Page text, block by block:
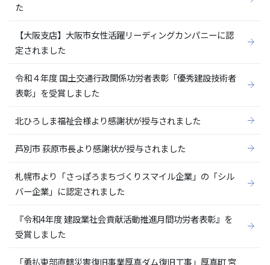
た
【大阪支店】大阪市女性活躍リーディングカンパニーに認
定されました
令和４年度 国土交通行政関係功労者表彰「優秀建設技術者
表彰」を受賞しました
北ひろしま福祉会様より感謝状が授与されました
芦別市 荻原市長より感謝状が授与されました
札幌市より「さっぽろまちづくりスマイル企業」の「シル
バー企業」に認定されました
『令和4年度 建設業社会貢献活動推進月間功労者表彰』を
受賞しました
「勇払東部直轄災害復旧事業厚真ダム復旧工事」厚真町 宮